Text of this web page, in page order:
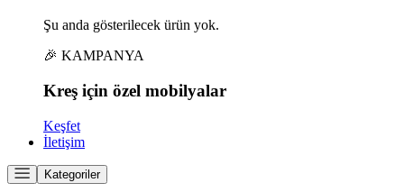
Şu anda gösterilecek ürün yok.
🎉 KAMPANYA
Kreş için özel mobilyalar
Keşfet
İletişim
Kategoriler